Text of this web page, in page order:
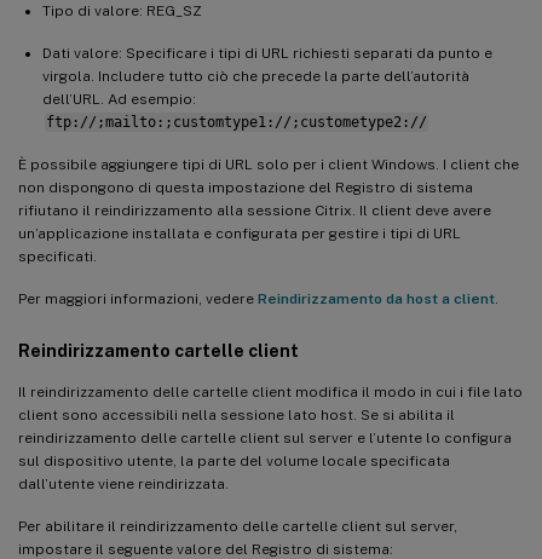
Tipo di valore: REG_SZ
Dati valore: Specificare i tipi di URL richiesti separati da punto e
virgola. Includere tutto ciò che precede la parte dell’autorità
dell’URL. Ad esempio:
ftp://;mailto:;customtype1://;custometype2://
È possibile aggiungere tipi di URL solo per i client Windows. I client che
non dispongono di questa impostazione del Registro di sistema
rifiutano il reindirizzamento alla sessione Citrix. Il client deve avere
un’applicazione installata e configurata per gestire i tipi di URL
specificati.
Per maggiori informazioni, vedere Reindirizzamento da host a client
Reindirizzamento cartelle client
Il reindirizzamento delle cartelle client modifica il modo in cui i file lato
client sono accessibili nella sessione lato host. Se si abilita il
reindirizzamento delle cartelle client sul server e l’utente lo configura
sul dispositivo utente, la parte del volume locale specificata
dall’utente viene reindirizzata.
Per abilitare il reindirizzamento delle cartelle client sul server,
impostare il seguente valore del Registro di sistema: